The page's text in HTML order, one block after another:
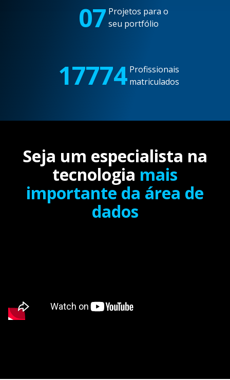
07 Projetos para o
seu portfólio
17774 Profissionais
matriculados
Seja um especialista na
tecnologia mais
importante da área de
dados